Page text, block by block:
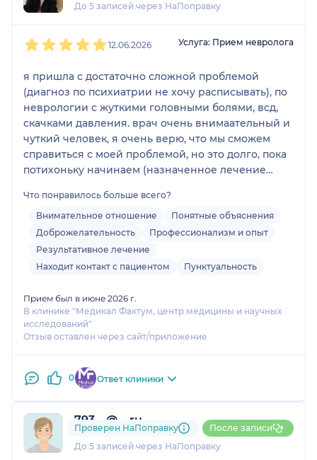
До 5 записей через НаПоправку
12.06.2026 Услуга: Прием невролога
я пришла с достаточно сложной проблемой
(диагноз по психиатрии не хочу расписывать), по
неврологии с жуткими головными болями, всд,
скачками давления. врач очень внимаательный и
чуткий человек, я очень верю, что мы сможем
справиться с моей проблемой, но это долго, пока
потихоньку начинаем (назначенное лечение
специалостом! Я была многих неврологов, всё
было безрезультатно! Николай Александрович
Елисеев ищет проблему, а не просто пытается
убрать симптомы и я надеюсь на полное
выздоровление с его помощью!
Что понравилось больше всего?
Внимательное отношение
Понятные объяснения
Доброжелательность
Профессионализм и опыт
Результативное лечение
Находит контакт с пациентом
Пунктуальность
Прием был в июне 2026 г.
В клинике "Медикал Фактум, центр медицины и научных
исследований"
Отзыв оставлен через сайт/приложение
0 Ответ клиники
793....@....ru
1 отзыв
До 5 записей через НаПоправку
Проверен НаПоправку После записи